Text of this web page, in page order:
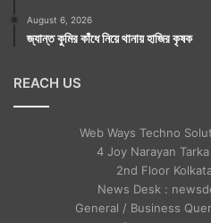
August 6, 2026
জ্যান্ত কুমির কাঁধে নিয়ে থানায় হাজির কৃষক
REACH US
Web Ways Techno
4 Joy Narayan
2nd Floor
News Desk :
General / Business